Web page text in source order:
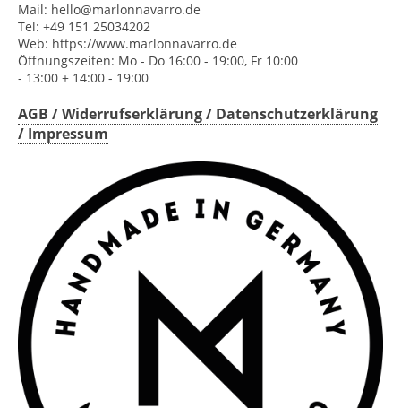
Mail: hello@marlonnavarro.de
Tel: +49 151 25034202
Web: https://www.marlonnavarro.de
Öffnungszeiten: Mo - Do 16:00 - 19:00, Fr 10:00
- 13:00 + 14:00 - 19:00​
AGB / Widerrufserklärung / Datenschutzerklärung
/ Impressum